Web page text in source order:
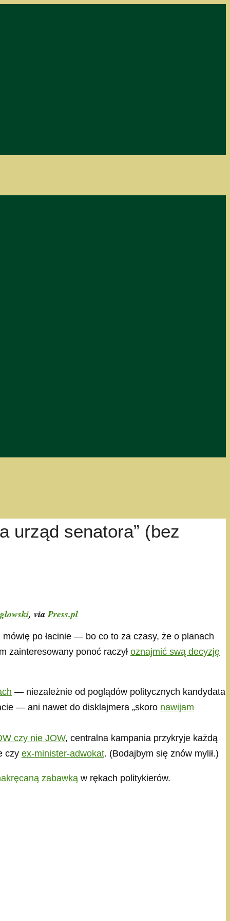
urząd senatora” (bez
, viaPress.pl
po łacinie — bo co to za czasy, że o planach
zainteresowany ponoć raczył oznajmić swą decyzję
— niezależnie od poglądów politycznych kandydata
— ani nawet do disklajmera „skoro nawijam
czy nie JOW, centralna kampania przykryje każdą
czy ex-minister-adwokat. (Bodajbym się znów mylił.)
zabawką w rękach politykierów.